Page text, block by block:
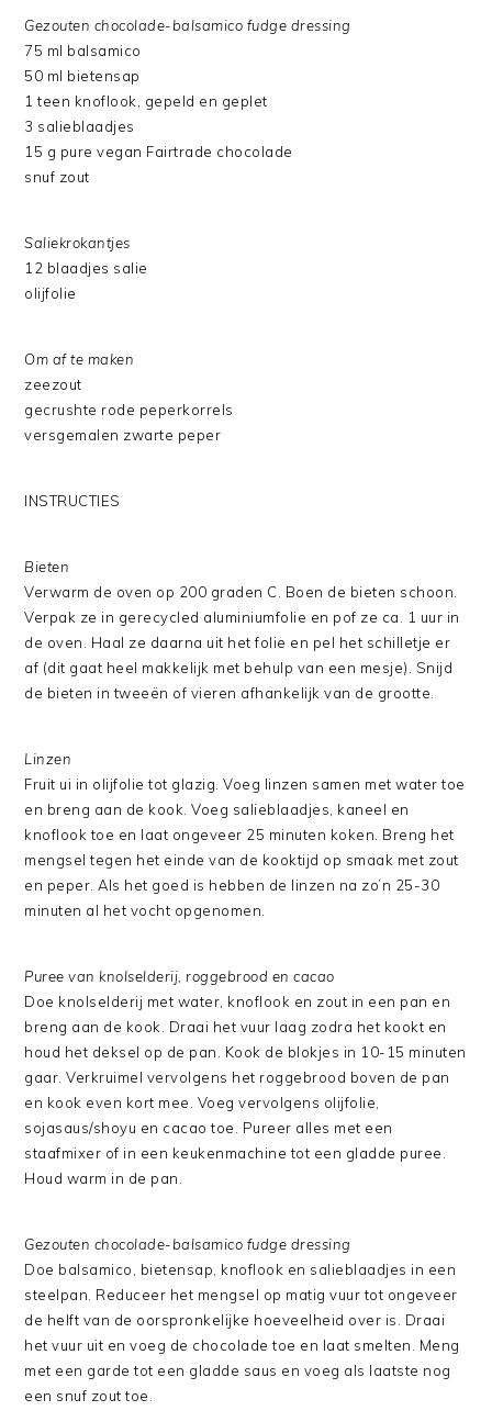
Gezouten chocolade-balsamico fudge dressing
75 ml balsamico
50 ml bietensap
1 teen knoflook, gepeld en geplet
3 salieblaadjes
15 g pure vegan Fairtrade chocolade
snuf zout
Saliekrokantjes
12 blaadjes salie
olijfolie
Om af te maken
zeezout
gecrushte rode peperkorrels
versgemalen zwarte peper
INSTRUCTIES
Bieten
Verwarm de oven op 200 graden C. Boen de bieten schoon.
Verpak ze in gerecycled aluminiumfolie en pof ze ca. 1 uur in
de oven. Haal ze daarna uit het folie en pel het schilletje er
af (dit gaat heel makkelijk met behulp van een mesje). Snijd
de bieten in tweeën of vieren afhankelijk van de grootte.
Linzen
Fruit ui in olijfolie tot glazig. Voeg linzen samen met water toe
en breng aan de kook. Voeg salieblaadjes, kaneel en
knoflook toe en laat ongeveer 25 minuten koken. Breng het
mengsel tegen het einde van de kooktijd op smaak met zout
en peper. Als het goed is hebben de linzen na zo’n 25-30
minuten al het vocht opgenomen.
Puree van knolselderij, roggebrood en cacao
Doe knolselderij met water, knoflook en zout in een pan en
breng aan de kook. Draai het vuur laag zodra het kookt en
houd het deksel op de pan. Kook de blokjes in 10-15 minuten
gaar. Verkruimel vervolgens het roggebrood boven de pan
en kook even kort mee. Voeg vervolgens olijfolie,
sojasaus/shoyu en cacao toe. Pureer alles met een
staafmixer of in een keukenmachine tot een gladde puree.
Houd warm in de pan.
Gezouten chocolade-balsamico fudge dressing
Doe balsamico, bietensap, knoflook en salieblaadjes in een
steelpan. Reduceer het mengsel op matig vuur tot ongeveer
de helft van de oorspronkelijke hoeveelheid over is. Draai
het vuur uit en voeg de chocolade toe en laat smelten. Meng
met een garde tot een gladde saus en voeg als laatste nog
een snuf zout toe.